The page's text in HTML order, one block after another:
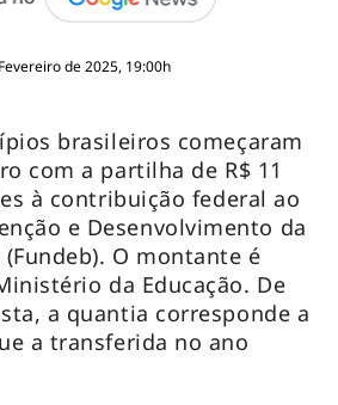
de 2025, 19:00h
brasileiros começaram
com a partilha de R$ 11
à contribuição federal ao
e Desenvolvimento da
(Fundeb). O montante é
da Educação. De
a quantia corresponde a
a transferida no ano